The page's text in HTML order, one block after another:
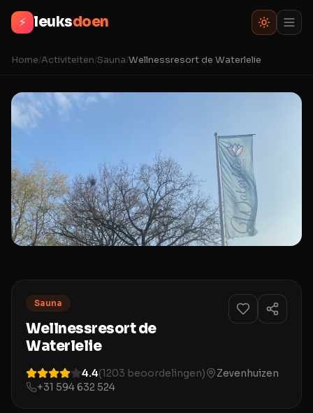
⚡ leuksdoen
Home/Activiteiten/Sauna/Wellnessresort de Waterlelie
Sauna
Wellnessresort de
Waterlelie
4.4(1203 beoordelingen)
Zevenhuizen
+31 594 632 524